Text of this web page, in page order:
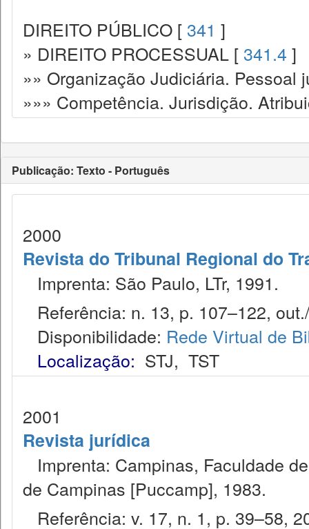
DIREITO PÚBLICO [ 341 ]
» DIREITO PROCESSUAL [ 341.4 ]
»» Organização Judiciária. Pessoal
»»» Competência. Jurisdição.
Publicação: Texto - Português
2000
Revista do Tribunal Regional do
Imprenta: São Paulo, LTr, 1991.
Referência: n. 13, p. 107–122,
Disponibilidade: Rede Virtual de
Localização: STJ, TST
2001
Revista jurídica
Imprenta: Campinas, Faculdade
de Campinas [Puccamp], 1983.
Referência: v. 17, n. 1, p. 39–58,